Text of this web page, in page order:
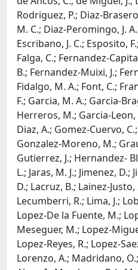
Rodriguez, P.; Diaz-
M. C.; Diaz-Peromingo, J.
Escribano, J. C.; Esposito,
Falga, C.; Fernandez-
B.; Fernandez-Muixi, J.;
Fidalgo, M. A.; Font, C.;
F.; Garcia, M. A.; Garcia-
Herreros, M.; Garcia-Leon,
Diaz, A.; Gomez-Cuervo,
Gonzalez-Moreno, M.;
Gutierrez, J.; Hernandez-
L.; Jaras, M. J.; Jimenez, D.;
D.; Lacruz, B.; Lainez-
Lecumberri, R.; Lima, J.;
Lopez-De la Fuente, M.;
Meseguer, M.; Lopez-
Lopez-Reyes, R.; Lopez-
Lorenzo, A.; Madridano,